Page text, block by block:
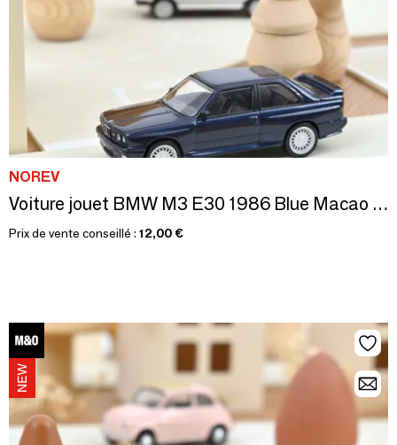
NOREV
Voiture jouet BMW M3 E30 1986 Blue Macao Jet-car 1/43
Prix de vente conseillé : 12,00 €